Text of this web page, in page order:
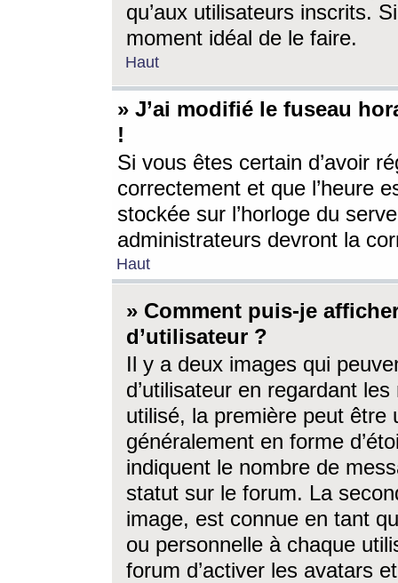
qu’aux utilisateurs inscrits.
moment idéal de le faire.
Haut
» J’ai modifié le fuseau
!
Si vous êtes certain d’avoir
correctement et que l’heure
stockée sur l’horloge du
administrateurs devront la
Haut
» Comment puis-je
d’utilisateur ?
Il y a deux images qui
d’utilisateur en regardant
utilisé, la première peut être
généralement en forme
indiquent le nombre de
statut sur le forum. La
image, est connue en tant
ou personnelle à chaque
forum d’activer les avatars